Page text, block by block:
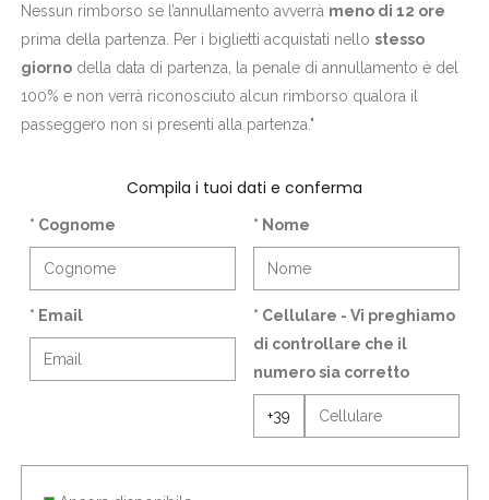
Nessun rimborso se l’annullamento avverrà meno di 12 ore
prima della partenza. Per i biglietti acquistati nello stesso
giornodella data di partenza, la penale di annullamento è del
100% e non verrà riconosciuto alcun rimborso qualora il
passeggero non si presenti alla partenza."
Compila i tuoi dati e conferma
* Cognome * Nome
* Email * Cellulare